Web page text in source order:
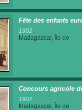
Fête des enfants
1902
Madagascar, Île de
Concours agricole
1902
Madagascar, Île de